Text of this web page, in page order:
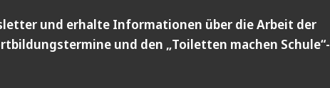
und erhalte Informationen über die Arbeit der
und den „Toiletten machen Schule“-